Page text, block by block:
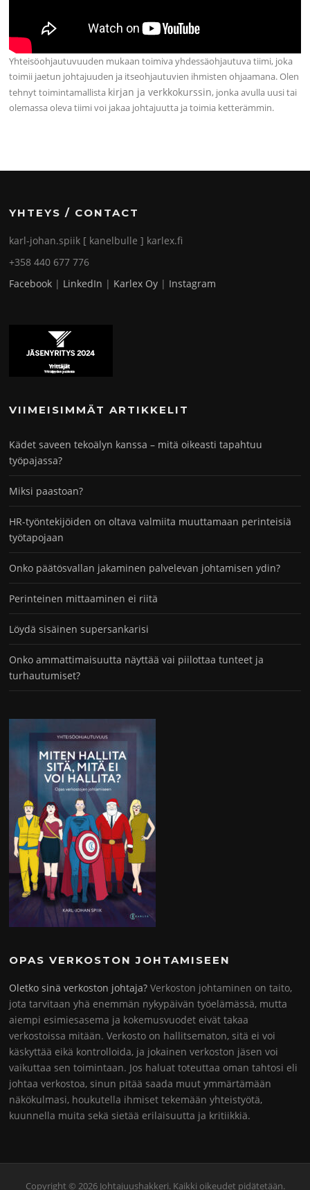
Yhteisöohjautuvuuden mukaan toimiva yhdessäohjautuva tiimi, joka
toimii jaetun johtajuuden ja itseohjautuvien ihmisten ohjaamana. Olen
tehnyt toimintamallista kirjan ja verkkokurssin, jonka avulla uusi tai
olemassa oleva tiimi voi jakaa johtajuutta ja toimia ketterämmin.
YHTEYS / CONTACT
karl-johan.spiik [ kanelbulle ] karlex.fi
+358 440 677 776
Facebook | LinkedIn | Karlex Oy | Instagram
VIIMEISIMMÄT ARTIKKELIT
Kädet saveen tekoälyn kanssa – mitä oikeasti tapahtuu
työpajassa?
Miksi paastoan?
HR-työntekijöiden on oltava valmiita muuttamaan perinteisiä
työtapojaan
Onko päätösvallan jakaminen palvelevan johtamisen ydin?
Perinteinen mittaaminen ei riitä
Löydä sisäinen supersankarisi
Onko ammattimaisuutta näyttää vai piilottaa tunteet ja
turhautumiset?
OPAS VERKOSTON JOHTAMISEEN
Oletko sinä verkoston johtaja? Verkoston johtaminen on taito,
jota tarvitaan yhä enemmän nykypäivän työelämässä, mutta
aiempi esimiesasema ja kokemusvuodet eivät takaa
verkostoissa mitään. Verkosto on hallitsematon, sitä ei voi
käskyttää eikä kontrolloida, ja jokainen verkoston jäsen voi
vaikuttaa sen toimintaan. Jos haluat toteuttaa oman tahtosi eli
johtaa verkostoa, sinun pitää saada muut ymmärtämään
näkökulmasi, houkutella ihmiset tekemään yhteistyötä,
kuunnella muita sekä sietää erilaisuutta ja kritiikkiä.
Copyright © 2026 Johtajuushakkeri. Kaikki oikeudet pidätetään.